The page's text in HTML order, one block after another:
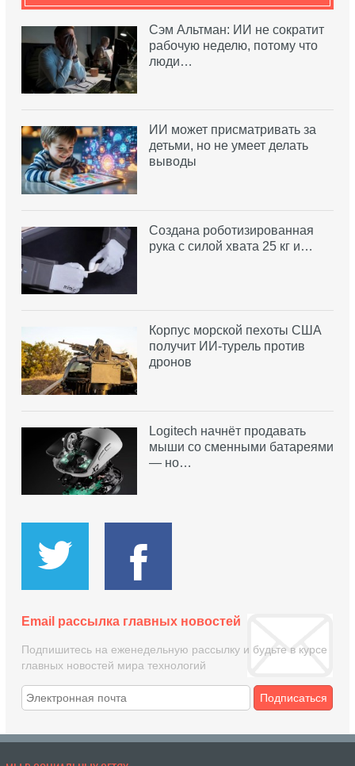
Сэм Альтман: ИИ не сократит
рабочую неделю, потому что
люди…
ИИ может присматривать за
детьми, но не умеет делать
выводы
Создана роботизированная
рука с силой хвата 25 кг и…
Корпус морской пехоты США
получит ИИ-турель против
дронов
Logitech начнёт продавать
мыши со сменными батареями
— но…
Email рассылка главных новостей
Подпишитесь на еженедельную рассылку и будьте в курсе
главных новостей мира технологий
Подписаться